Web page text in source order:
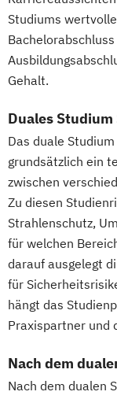
Mgmt. mit
Mgmt. mit
Mgmt. mit
Mgmt. mit
Mgmt. mit
and
Mgmt. mit
Software
Software
Studiums
Gehalt.
Duales
Das duale
grundsätzlich ein
zwischen
Zu diesen
Strahlenschutz,
für welchen
darauf ausgelegt
für
hängt das
Praxispartner und
Nach dem
Nach dem dualen